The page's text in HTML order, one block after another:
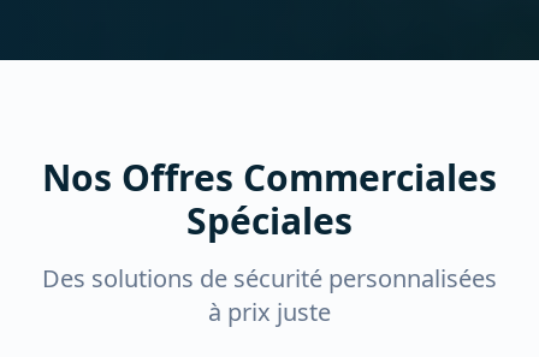
Nos Offres Commerciales
Spéciales
Des solutions de sécurité personnalisées
à prix juste